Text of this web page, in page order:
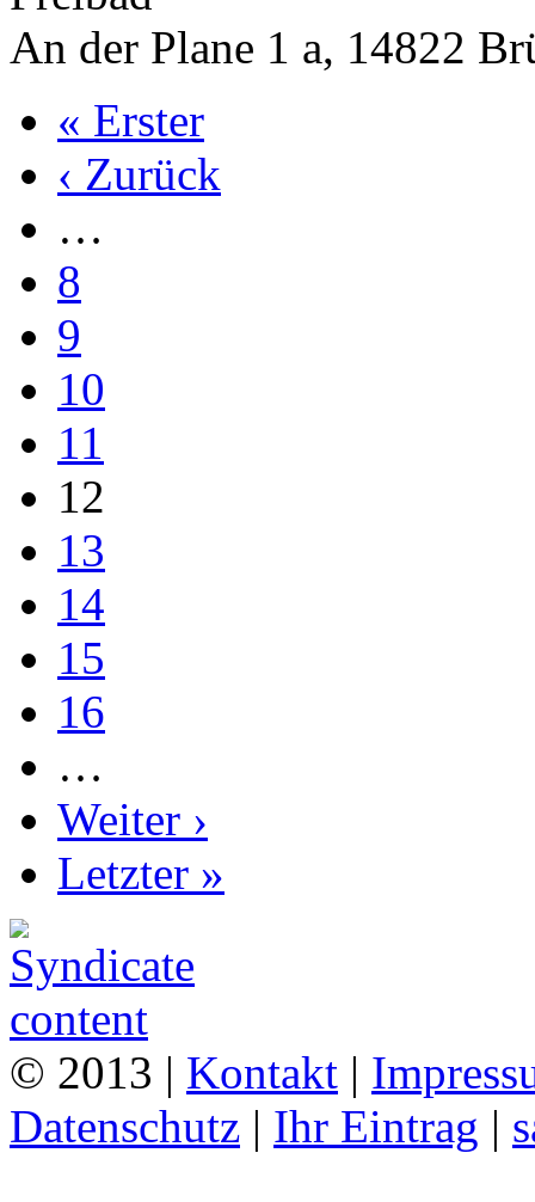
An der Plane 1 a, 14822
« Erster
‹ Zurück
…
8
9
10
11
12
13
14
15
16
…
Weiter ›
Letzter »
© 2013 | Kontakt |
Datenschutz | Ihr Eintrag |